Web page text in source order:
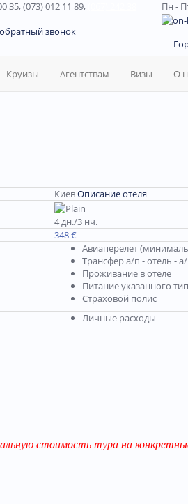
35, (073) 012 11 89,
звонок
Пн -
Круизы Агентствам Визы О
КиевОписание отеля
4 дн./3 нч.
348 €
Авиаперелет
Трансфер а/п - отель -
Проживание в отеле
Питание указанного
Страховой полис
Личные расходы
стоимость тура на